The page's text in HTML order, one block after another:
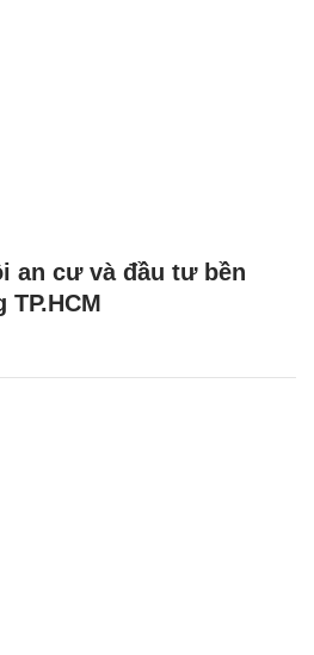
an cư và đầu tư bền